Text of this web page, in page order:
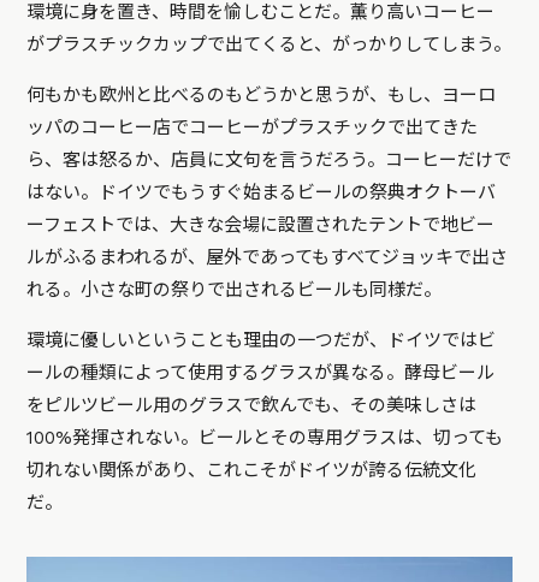
環境に身を置き、時間を愉しむことだ。薫り高いコーヒー
がプラスチックカップで出てくると、がっかりしてしまう。
何もかも欧州と比べるのもどうかと思うが、もし、ヨーロ
ッパのコーヒー店でコーヒーがプラスチックで出てきた
ら、客は怒るか、店員に文句を言うだろう。コーヒーだけで
はない。ドイツでもうすぐ始まるビールの祭典オクトーバ
ーフェストでは、大きな会場に設置されたテントで地ビー
ルがふるまわれるが、屋外であってもすべてジョッキで出さ
れる。小さな町の祭りで出されるビールも同様だ。
環境に優しいということも理由の一つだが、ドイツではビ
ールの種類によって使用するグラスが異なる。酵母ビール
をピルツビール用のグラスで飲んでも、その美味しさは
100%発揮されない。ビールとその専用グラスは、切っても
切れない関係があり、これこそがドイツが誇る伝統文化
だ。